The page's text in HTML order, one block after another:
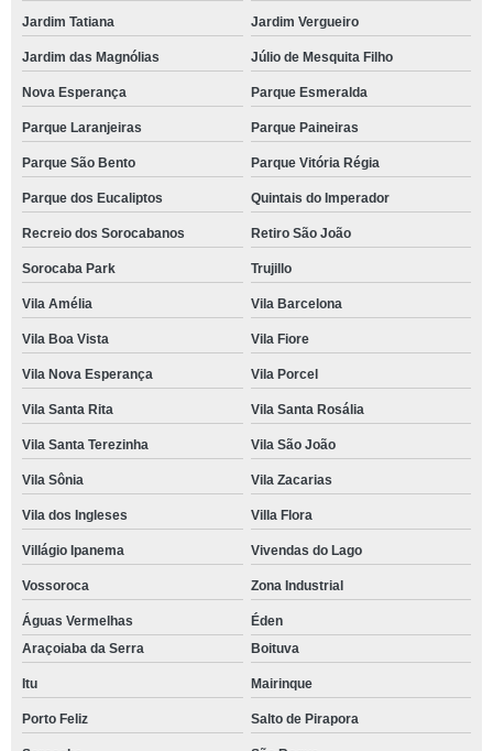
Jardim Tatiana Jardim Vergueiro
Jardim das Magnólias Júlio de Mesquita Filho
Nova Esperança Parque Esmeralda
Parque Laranjeiras Parque Paineiras
Parque São Bento Parque Vitória Régia
Parque dos Eucaliptos Quintais do Imperador
Recreio dos Sorocabanos Retiro São João
Sorocaba Park Trujillo
Vila Amélia Vila Barcelona
Vila Boa Vista Vila Fiore
Vila Nova Esperança Vila Porcel
Vila Santa Rita Vila Santa Rosália
Vila Santa Terezinha Vila São João
Vila Sônia Vila Zacarias
Vila dos Ingleses Villa Flora
Villágio Ipanema Vivendas do Lago
Vossoroca Zona Industrial
Águas Vermelhas
Éden
Araçoiaba da Serra
Boituva
Itu Mairinque
Porto Feliz Salto de Pirapora